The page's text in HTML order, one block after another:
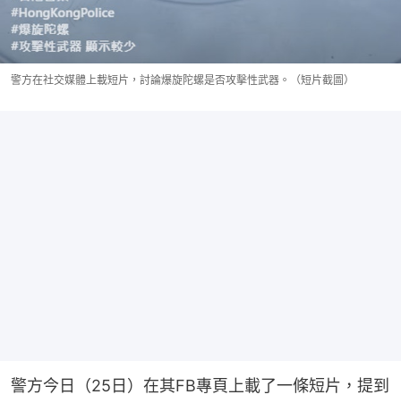
警方在社交媒體上載短片，討論爆旋陀螺是否攻擊性武器。（短片截圖）
警方今日（25日）在其FB專頁上載了一條短片，提到